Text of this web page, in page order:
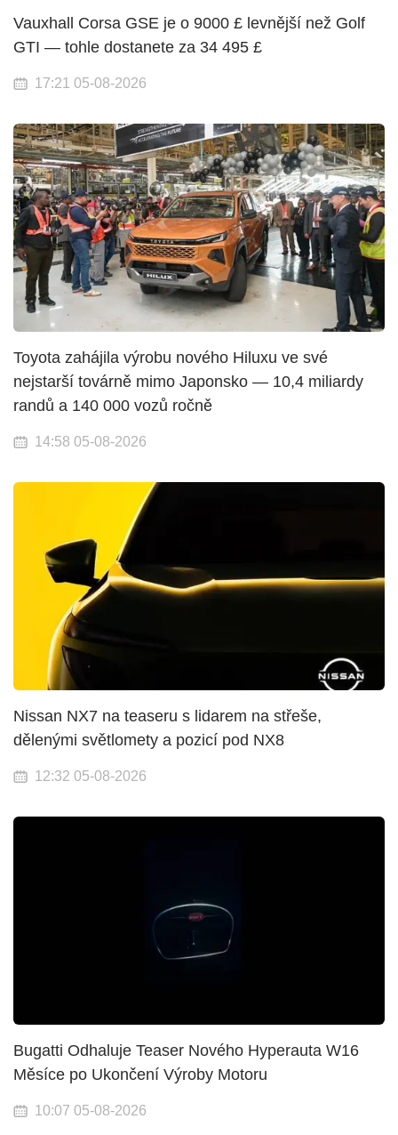
Vauxhall Corsa GSE je o 9000 £ levnější než Golf
GTI — tohle dostanete za 34 495 £
17:21 05-08-2026
Toyota zahájila výrobu nového Hiluxu ve své
nejstarší továrně mimo Japonsko — 10,4 miliardy
randů a 140 000 vozů ročně
14:58 05-08-2026
Nissan NX7 na teaseru s lidarem na střeše,
dělenými světlomety a pozicí pod NX8
12:32 05-08-2026
Bugatti Odhaluje Teaser Nového Hyperauta W16
Měsíce po Ukončení Výroby Motoru
10:07 05-08-2026